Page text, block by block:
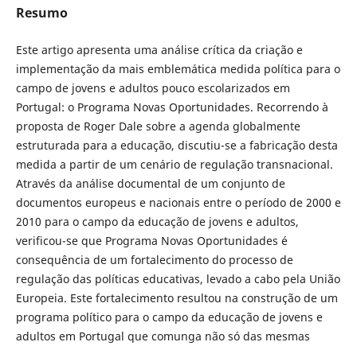
Resumo
Este artigo apresenta uma análise crítica da criação e
implementação da mais emblemática medida política para o
campo de jovens e adultos pouco escolarizados em
Portugal: o Programa Novas Oportunidades. Recorrendo à
proposta de Roger Dale sobre a agenda globalmente
estruturada para a educação, discutiu-se a fabricação desta
medida a partir de um cenário de regulação transnacional.
Através da análise documental de um conjunto de
documentos europeus e nacionais entre o período de 2000 e
2010 para o campo da educação de jovens e adultos,
verificou-se que Programa Novas Oportunidades é
consequência de um fortalecimento do processo de
regulação das políticas educativas, levado a cabo pela União
Europeia. Este fortalecimento resultou na construção de um
programa político para o campo da educação de jovens e
adultos em Portugal que comunga não só das mesmas